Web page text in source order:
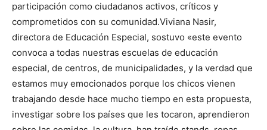
participación como ciudadanos activos, críticos y
comprometidos con su comunidad.Viviana Nasir,
directora de Educación Especial, sostuvo «este evento
convoca a todas nuestras escuelas de educación
especial, de centros, de municipalidades, y la verdad que
estamos muy emocionados porque los chicos vienen
trabajando desde hace mucho tiempo en esta propuesta,
investigar sobre los países que les tocaron, aprendieron